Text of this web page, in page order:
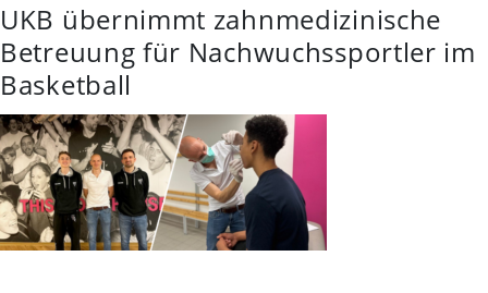
UKB übernimmt zahnmedizinische
Betreuung für Nachwuchssportler im
Basketball